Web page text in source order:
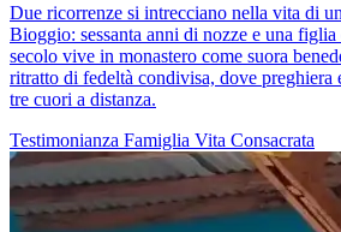
Due ricorrenze si intrecciano nella vita di
Bioggio: sessanta anni di nozze e una
secolo vive in monastero come suora
ritratto di fedeltà condivisa, dove preghiera
tre cuori a distanza.
Testimonianza Famiglia Vita Consacrata